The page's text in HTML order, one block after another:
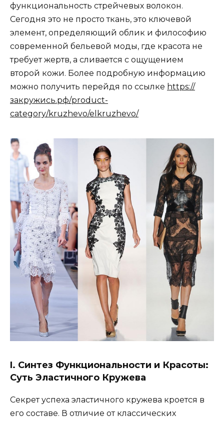
функциональность стрейчевых волокон.
Сегодня это не просто ткань, это ключевой
элемент, определяющий облик и философию
современной бельевой моды, где красота не
требует жертв, а сливается с ощущением
второй кожи. Более подробную информацию
можно получить перейдя по ссылке https://
закружись.рф/product-
category/kruzhevo/elkruzhevo/
I. Синтез Функциональности и Красоты:
Суть Эластичного Кружева
Секрет успеха эластичного кружева кроется в
его составе. В отличие от классических